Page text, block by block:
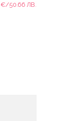
€/50.66 ЛВ.